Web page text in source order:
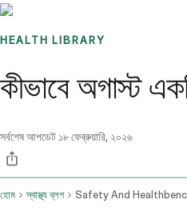
HEALTH LIBRARY
কীভাবে অগাস্ট
সর্বশেষ আপডেট ১৮ ফেব্রুয়ারি, ২০২৬
হোম স্বাস্থ্য ব্লগ Safety And